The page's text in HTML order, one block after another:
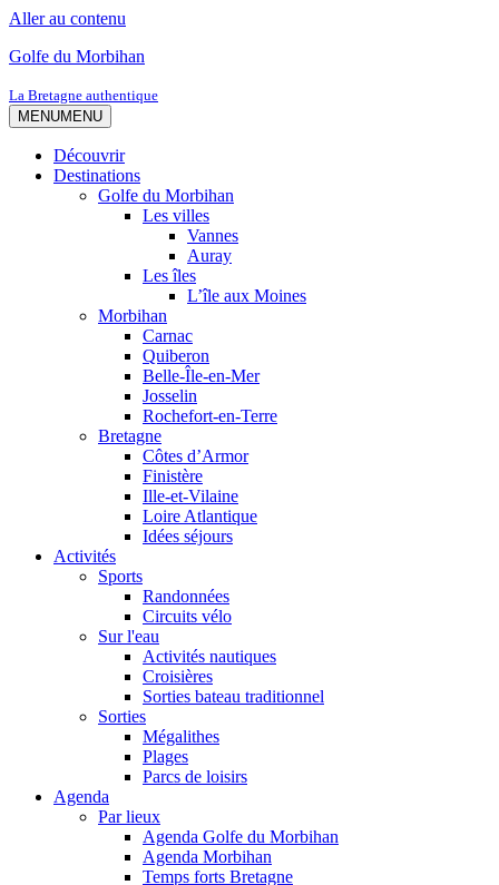
Aller au contenu
Golfe du Morbihan
La Bretagne authentique
MENUMENU
Découvrir
Destinations
Golfe du Morbihan
Les villes
Vannes
Auray
Les îles
L’île aux Moines
Morbihan
Carnac
Quiberon
Belle-Île-en-Mer
Josselin
Rochefort-en-Terre
Bretagne
Côtes d’Armor
Finistère
Ille-et-Vilaine
Loire Atlantique
Idées séjours
Activités
Sports
Randonnées
Circuits vélo
Sur l'eau
Activités nautiques
Croisières
Sorties bateau traditionnel
Sorties
Mégalithes
Plages
Parcs de loisirs
Agenda
Par lieux
Agenda Golfe du Morbihan
Agenda Morbihan
Temps forts Bretagne